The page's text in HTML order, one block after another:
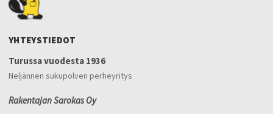
YHTEYSTIEDOT
Turussa vuodesta 1936
Neljännen sukupolven perheyritys
Rakentajan Sarokas Oy